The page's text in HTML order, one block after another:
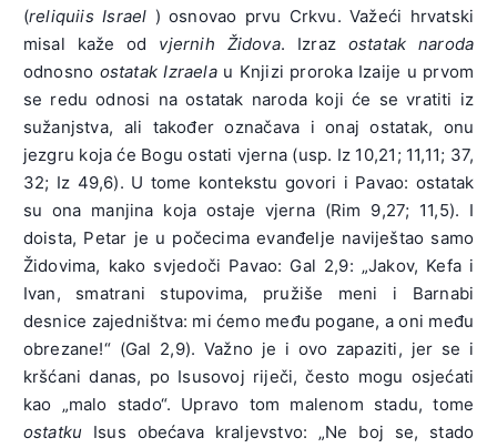
(reliquiis Israel ) osnovao prvu Crkvu. Važeći hrvatski
misal kaže od vjernih Židova. Izraz ostatak naroda
odnosno ostatak Izraelau Knjizi proroka Izaije u prvom
se redu odnosi na ostatak naroda koji će se vratiti iz
sužanjstva, ali također označava i onaj ostatak, onu
jezgru koja će Bogu ostati vjerna (usp. Iz 10,21; 11,11; 37,
32; Iz 49,6). U tome kontekstu govori i Pavao: ostatak
su ona manjina koja ostaje vjerna (Rim 9,27; 11,5). I
doista, Petar je u počecima evanđelje naviještao samo
Židovima, kako svjedoči Pavao: Gal 2,9: „Jakov, Kefa i
Ivan, smatrani stupovima, pružiše meni i Barnabi
desnice zajedništva: mi ćemo među pogane, a oni među
obrezane!“ (Gal 2,9). Važno je i ovo zapaziti, jer se i
kršćani danas, po Isusovoj riječi, često mogu osjećati
kao „malo stado“. Upravo tom malenom stadu, tome
ostatku Isus obećava kraljevstvo: „Ne boj se, stado